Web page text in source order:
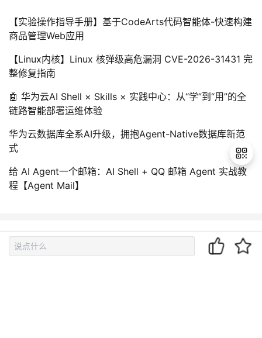
【实验操作指导手册】基于CodeArts代码智能体-快速构建
商品管理Web应用
【Linux内核】Linux 核弹级高危漏洞 CVE-2026-31431 完
整修复指南
🤖 华为云AI Shell × Skills × 实践中心：从“学”到“用”的全
链路智能部署运维体验
华为云数据库全系AI升级，拥抱Agent-Native数据库新范
式
给 AI Agent一个邮箱：AI Shell + QQ 邮箱 Agent 实战教
程【Agent Mail】
相关文章